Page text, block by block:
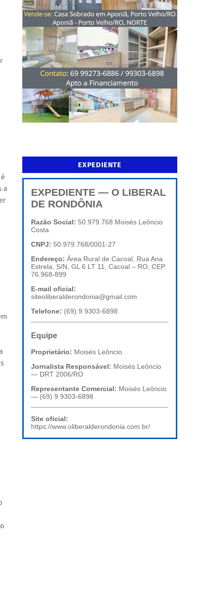
a
EXPEDIENTE
EXPEDIENTE — O LIBERAL
DE RONDÔNIA
Razão Social: 50.979.768 Moisés Leôncio
Costa
CNPJ: 50.979.768/0001-27
Endereço: Área Rural de Cacoal, Rua Ana
Estrela, S/N, GL 6 LT 11, Cacoal – RO, CEP
76.968-899
E-mail oficial:
siteoliberalderondonia@gmail.com
Telefone: (69) 9 9303-6898
Equipe
Proprietário: Moisés Leôncio
Jornalista Responsável: Moisés Leôncio
— DRT 2006/RO
Representante Comercial: Moisés Leôncio
— (69) 9 9303-6898
Site oficial:
https://www.oliberalderondonia.com.br/